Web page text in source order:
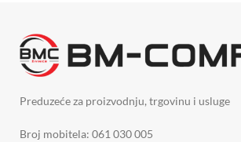
Preduzeće za proizvodnju, trgovinu i usluge
Broj mobitela: 061 030 005